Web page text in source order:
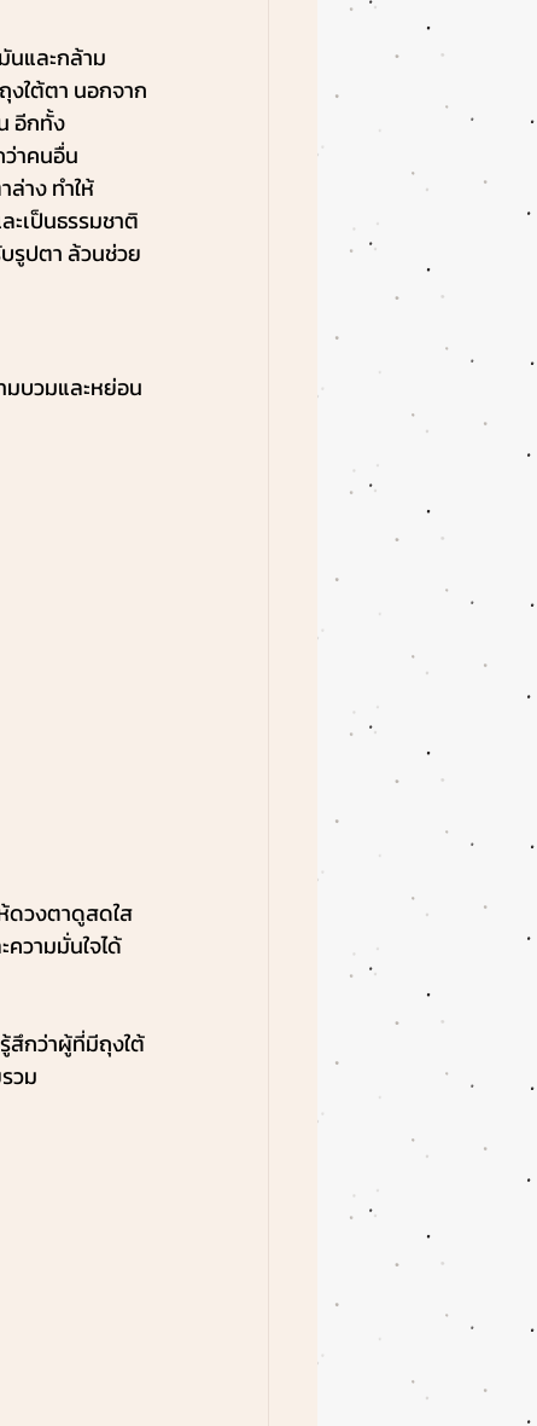
นและกล้าม
งใต้ตา นอกจาก
อีกทั้ง
าคนอื่น
าง ทำให้
เป็นธรรมชาติ
รูปตา ล้วนช่วย
บวมและหย่อน
ดวงตาดูสดใส
วามมั่นใจได้
สึกว่าผู้ที่มีถุงใต้
วม